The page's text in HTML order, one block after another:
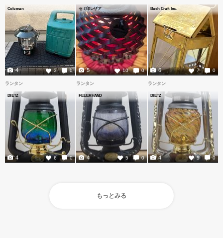
Coleman
3 0
4
セミ印レザア
10 0
5
Bush Craft Inc.
7 0
6
ランタン
DIETZ
6 0
4
ランタン
FEUERHAND
5 0
4
ランタン
DIETZ
5 0
4
もっとみる